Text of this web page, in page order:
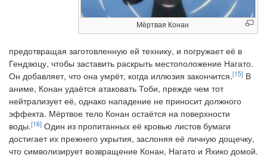
Мёртвая Конан
предотвращая заготовленную ей технику, и погружает её в
Гендзюцу, чтобы заставить раскрыть местоположение Нагато.
Он добавляет, что она умрёт, когда иллюзия закончится.[15] В
аниме, Конан удаётся атаковать Тоби, прежде чем тот
нейтрализует её, однако нападение не приносит должного
эффекта. Мёртвое тело Конан остаётся на поверхности
воды.[16] Один из пропитанных её кровью листов бумаги
достигает их прежнего укрытия, заслоняя её личную дощечку,
что символизирует возвращение Конан, Нагато и Яхико домой.